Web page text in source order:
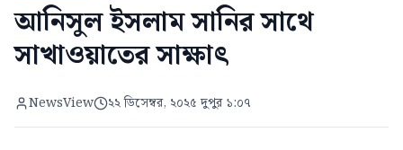
আনিসুল ইসলাম সানির সাথে
সাখাওয়াতের সাক্ষাৎ
NewsView ২২ ডিসেম্বর, ২০২৫ দুপুর ১:০৭